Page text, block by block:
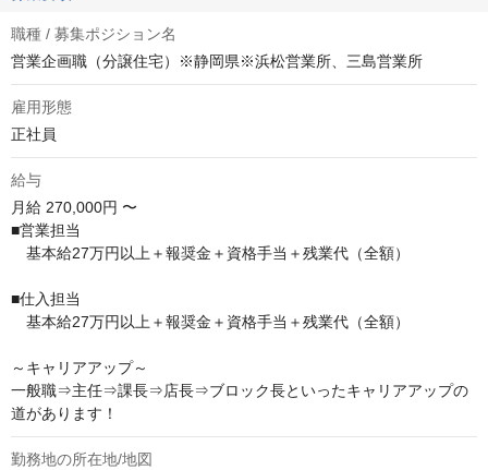
職種 / 募集ポジション名
営業企画職（分譲住宅）※静岡県※浜松営業所、三島営業所
雇用形態
正社員
給与
月給 270,000円 〜
■営業担当
基本給27万円以上＋報奨金＋資格手当＋残業代（全額）
■仕入担当
基本給27万円以上＋報奨金＋資格手当＋残業代（全額）
～キャリアアップ～
一般職⇒主任⇒課長⇒店長⇒ブロック長といったキャリアアップの
道があります！
勤務地の所在地/地図